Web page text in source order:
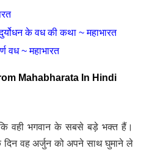
के वध की कथा ~ महाभारत
वध ~ महाभारत
Mahabharata In Hindi
वही भगवान के सबसे बड़े भक्त हैं।
वह अर्जुन को अपने साथ घुमाने ले